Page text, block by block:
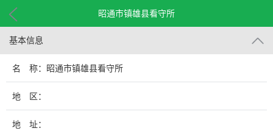
昭通市镇雄县看守所
基本信息
名 称：昭通市镇雄县看守所
地 区：
地 址：